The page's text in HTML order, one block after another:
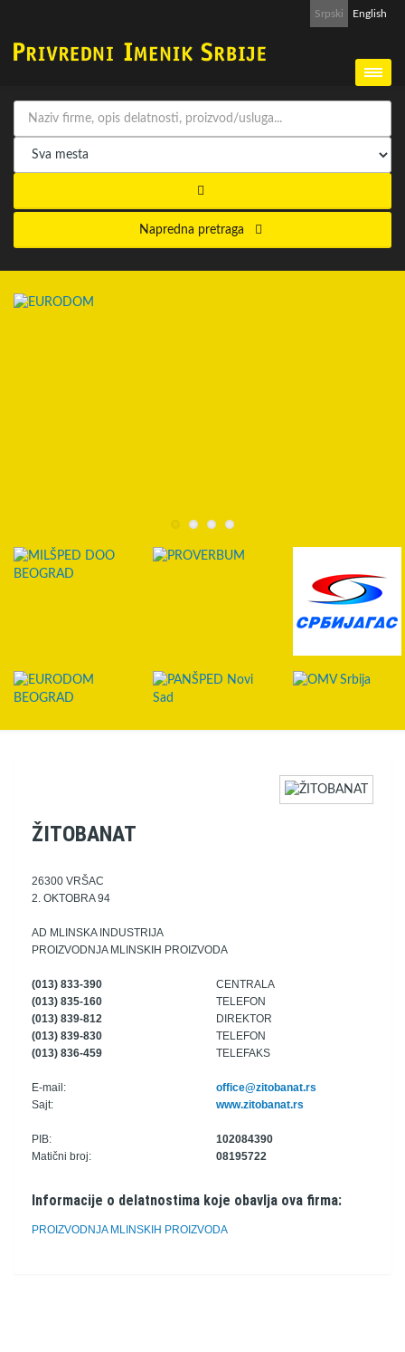
Srpski English
Napredna pretraga
ŽITOBANAT
26300 VRŠAC
2. OKTOBRA 94
AD MLINSKA INDUSTRIJA
PROIZVODNJA MLINSKIH PROIZVODA
(013) 833-390
CENTRALA
(013) 835-160
TELEFON
(013) 839-812
DIREKTOR
(013) 839-830
TELEFON
(013) 836-459
TELEFAKS
E-mail:
office@zitobanat.rs
Sajt:
www.zitobanat.rs
PIB:
102084390
Matični broj:
08195722
Informacije o delatnostima koje obavlja ova firma:
PROIZVODNJA MLINSKIH PROIZVODA